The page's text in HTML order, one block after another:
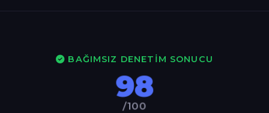
BAĞIMSIZ DENETIM SONUCU
98
/100